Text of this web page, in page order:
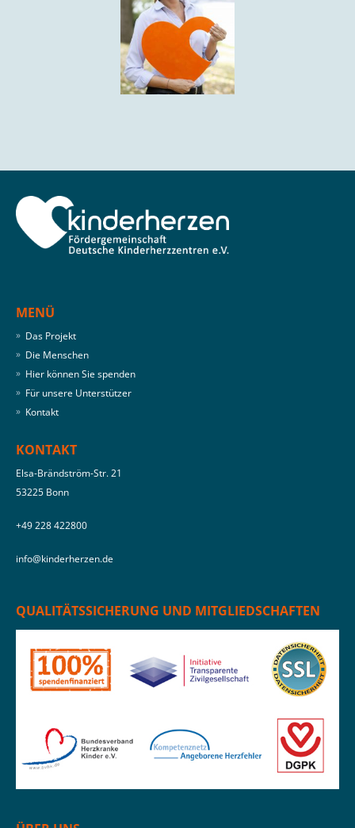
MENÜ
Das Projekt
Die Menschen
Hier können Sie spenden
Für unsere Unterstützer
Kontakt
KONTAKT
Elsa-Brändström-Str. 21
53225 Bonn
‭+49 228 422800‬
info@kinderherzen.de
QUALITÄTSSICHERUNG UND MITGLIEDSCHAFTEN